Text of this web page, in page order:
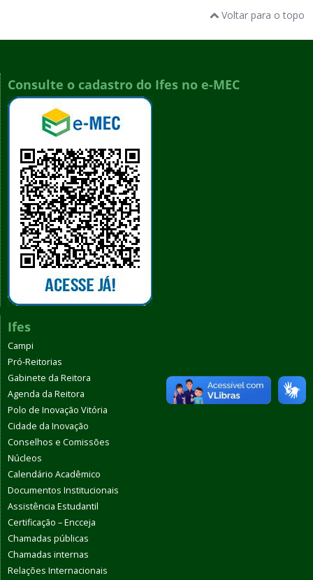
Voltar para o topo
Consulte o cadastro do Ifes no e-MEC
Ifes
Campi
Pró-Reitorias
Gabinete da Reitora
Agenda da Reitora
Polo de Inovação Vitória
Cidade da Inovação
Conselhos e Comissões
Núcleos
Calendário Acadêmico
Documentos Institucionais
Assistência Estudantil
Certificação – Encceja
Chamadas públicas
Chamadas internas
Relações Internacionais